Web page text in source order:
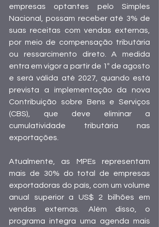
empresas optantes pelo Simples
Nacional, possam receber até 3% de
suas receitas com vendas externas,
por meio de compensação tributária
ou ressarcimento direto. A medida
entra em vigor a partir de 1º de agosto
e será válida até 2027, quando está
prevista a implementação da nova
Contribuição sobre Bens e Serviços
(CBS), que deve eliminar a
cumulatividade tributária nas
exportações.
Atualmente, as MPEs representam
mais de 30% do total de empresas
exportadoras do país, com um volume
anual superior a US$ 2 bilhões em
vendas externas. Além disso, o
programa integra uma agenda mais